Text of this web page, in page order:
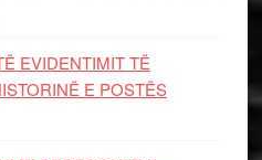
EVIDENTIMIT TË
E POSTËS